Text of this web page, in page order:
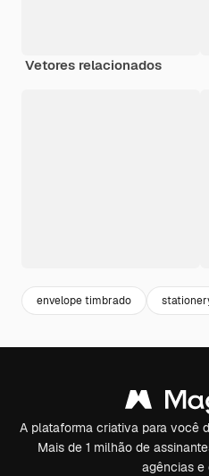
Vetores relacionados
envelope timbrado
A plataforma criativa para você
Mais de 1 milhão de
agências e